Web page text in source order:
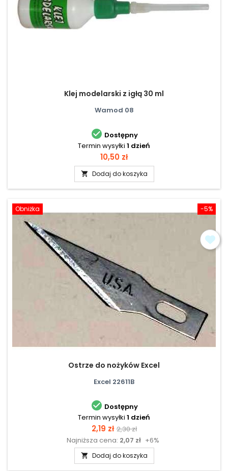
Klej modelarski z igłą 30 ml
Wamod 08
 Dostępny
Termin wysyłki 1 dzień
Cena
10,50 zł
 Dodaj do koszyka
-5%
Obniżka
Ostrze do nożyków Excel
Excel 22611B
 Dostępny
Termin wysyłki 1 dzień
Cena
2,19 zł Cena
podstawowa
2,30 zł
Najniższa cena: 2,07 zł +6%
 Dodaj do koszyka